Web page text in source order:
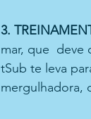
3.
mar, que  deve
tSub te leva
mergulhadora,